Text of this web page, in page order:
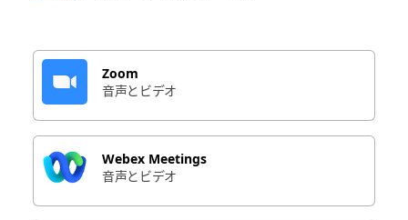
Zoom
音声とビデオ
Webex Meetings
音声とビデオ